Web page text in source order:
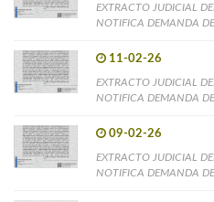
EXTRACTO JUDICIAL
NOTIFICA DEMANDA
11-02-26
EXTRACTO JUDICIAL
NOTIFICA DEMANDA
09-02-26
EXTRACTO JUDICIAL
NOTIFICA DEMANDA